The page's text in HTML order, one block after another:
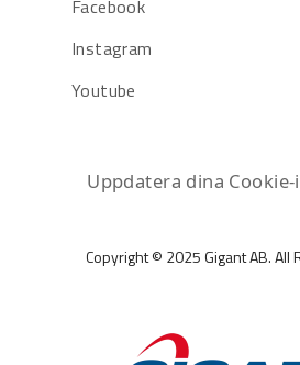
Facebook
Instagram
Youtube
Uppdatera dina
Copyright © 2025 Gigant AB. All